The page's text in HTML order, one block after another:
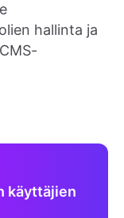
hallinta ja
käyttäjien